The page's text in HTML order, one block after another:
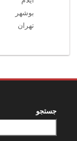
بوشهر
تهران
جستجو